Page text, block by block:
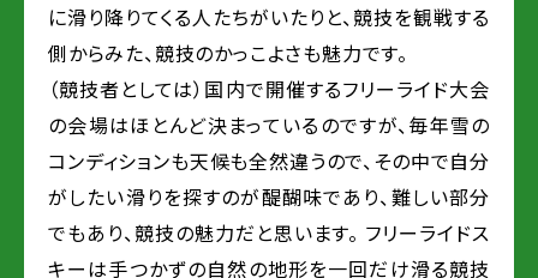
に滑り降りてくる人たちがいたりと、競技を観戦する
側からみた、競技のかっこよさも魅力です。
（競技者としては）国内で開催するフリーライド大会
の会場はほとんど決まっているのですが、毎年雪の
コンディションも天候も全然違うので、その中で自分
がしたい滑りを探すのが醍醐味であり、難しい部分
でもあり、競技の魅力だと思います。 フリーライドス
キーは手つかずの自然の地形を一回だけ滑る競技